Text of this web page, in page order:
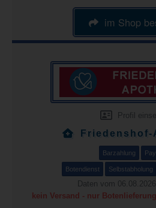
im Shop
Profil
Friedenshof-
Barzahlung
Botendienst Selbstabholung
Daten vom
kein Versand - nur